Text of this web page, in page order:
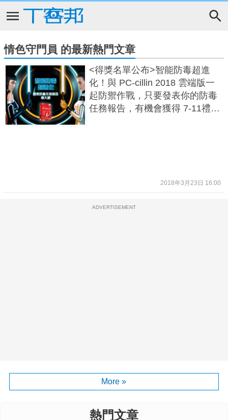
情色守門員 的最新熱門文章
<得獎名單公布>智能防毒超進
化！與 PC-cillin 2018 雲端版一
起防禦作戰，只要發表你的防毒
任務報告，有機會獲得 7-11禮劵
2018年3月23日 16:00
ADVERTISEMENT
More »
熱門文章